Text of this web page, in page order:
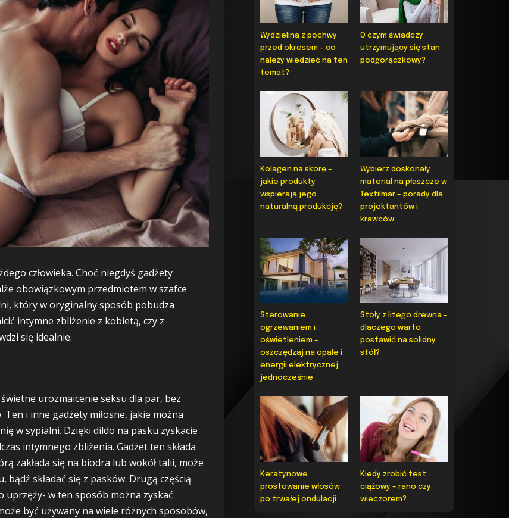
człowieka. Choć niegdyś gadżety
obowiązkowym przedmiotem w szafce
który w oryginalny sposób pobudza
intymne zbliżenie z kobietą, czy z
się idealnie.
urozmaicenie seksu dla par, bez
i inne gadżety miłosne, jakie można
w sypialni. Dzięki dildo na pasku zyskacie
intymnego zbliżenia. Gadżet ten składa
zakłada się na biodra lub wokół talii, może
składać się z pasków. Drugą częścią
uprzęży- w ten sposób można zyskać
być używany na wiele różnych sposobów,
Wydzielina z pochwy
przed okresem – co
należy wiedzieć na ten
temat?
O czym świadczy
utrzymujący się stan
podgorączkowy?
Kolagen na skórę –
jakie produkty
wspierają jego
naturalną produkcję?
Wybierz doskonały
materiał na płaszcze w
Textilmar – porady dla
projektantów i
krawców
Sterowanie
ogrzewaniem i
oświetleniem –
oszczędzaj na opale i
energii elektrycznej
jednocześnie
Stoły z litego drewna –
dlaczego warto
postawić na solidny
stół?
Keratynowe
prostowanie włosów
po trwałej ondulacji
Kiedy zrobić test
ciążowy – rano czy
wieczorem?